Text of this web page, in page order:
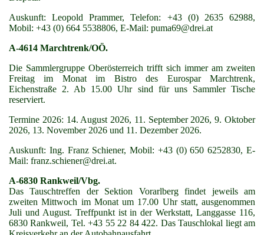
Auskunft: Leopold Prammer, Telefon: +43 (0) 2635 62988,
Mobil: +43 (0) 664 5538806, E-Mail: puma69@drei.at
A-4614 Marchtrenk/OÖ.
Die Sammlergruppe Oberösterreich trifft sich immer am zweiten
Freitag im Monat im Bistro des Eurospar Marchtrenk,
Eichenstraße 2. Ab 15.00 Uhr sind für uns Sammler Tische
reserviert.
Termine 2026: 14. August 2026, 11. September 2026, 9. Oktober
2026, 13. November 2026 und 11. Dezember 2026.
Auskunft: Ing. Franz Schiener, Mobil: +43 (0) 650 6252830, E-
Mail: franz.schiener@drei.at.
A-6830 Rankweil/Vbg.
Das Tauschtreffen der Sektion Vorarlberg findet jeweils am
zweiten Mittwoch im Monat um 17.00 Uhr statt, ausgenommen
Juli und August. Treffpunkt ist in der Werkstatt, Langgasse 116,
6830 Rankweil, Tel. +43 55 22 84 422. Das Tauschlokal liegt am